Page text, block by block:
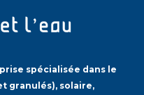
spécialisée dans le
granulés), solaire,